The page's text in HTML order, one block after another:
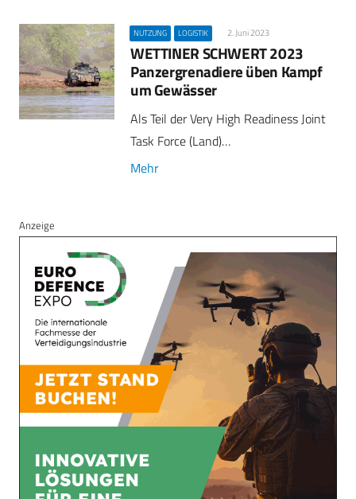
NUTZUNG LOGISTIK 2. Juni 2023
WETTINER SCHWERT 2023
Panzergrenadiere üben Kampf
um Gewässer
Als Teil der Very High Readiness Joint
Task Force (Land)…
Mehr
Anzeige